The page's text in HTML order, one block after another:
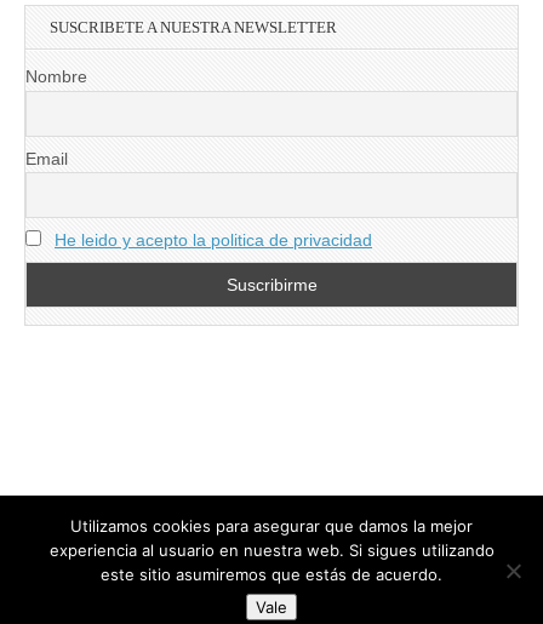
SUSCRIBETE A NUESTRA NEWSLETTER
Nombre
Email
He leido y acepto la politica de privacidad
directoresdeseguridad.es
Diseñado por Centro Andaluz de Estudios y Entrenamiento
Utilizamos cookies para asegurar que damos la mejor
experiencia al usuario en nuestra web. Si sigues utilizando
este sitio asumiremos que estás de acuerdo.
Vale